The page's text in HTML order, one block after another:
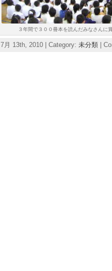
３年間で３００冊本を読んだみなさんに
7月 13th, 2010 | Category: 未分類|